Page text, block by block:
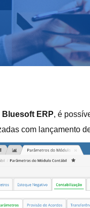
Bluesoft ERP, é
com lançamento